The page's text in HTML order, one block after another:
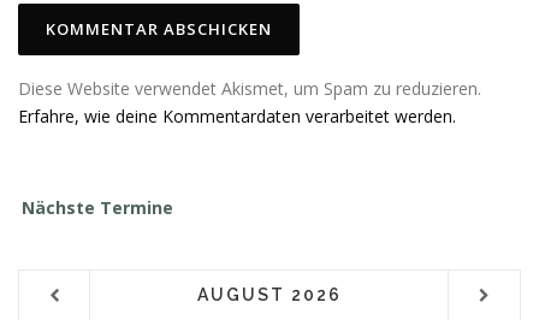
Diese Website verwendet Akismet, um Spam zu reduzieren.
Erfahre, wie deine Kommentardaten verarbeitet werden.
Nächste Termine
AUGUST 2026